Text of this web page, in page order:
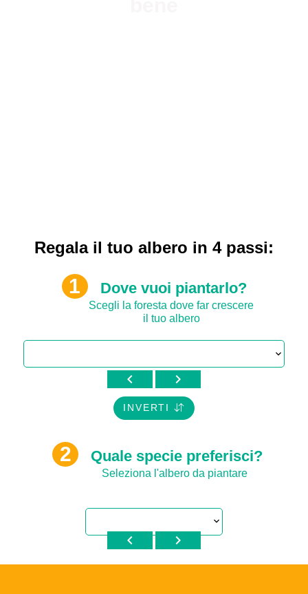
Regala il tuo albero in 4 passi:
Dove vuoi piantarlo?
Scegli la foresta dove far crescere
il tuo albero
chevron_left chevron_right
INVERTI
Quale specie preferisci?
Seleziona l'albero da piantare
chevron_left chevron_right